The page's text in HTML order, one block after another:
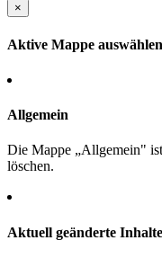
×
Aktive Mappe auswählen
Allgemein
Die Mappe „Allgemein"
löschen.
Aktuell geänderte Inhalte